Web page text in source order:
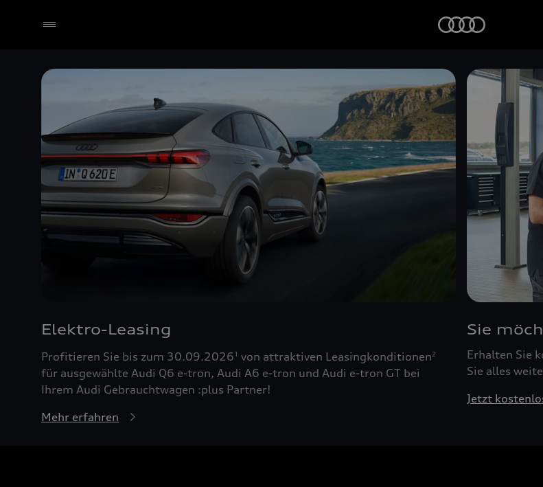
Elektro-Leasing
Profitieren Sie bis zum 30.09.20261 von attraktiven Leasingkonditionen2
für ausgewählte Audi Q6 e-tron, Audi A6 e-tron und Audi e-tron GT bei
Ihrem Audi Gebrauchtwagen :plus Partner!
Mehr erfahren
Sie
Erhalten Sie
Sie alles
Jetzt